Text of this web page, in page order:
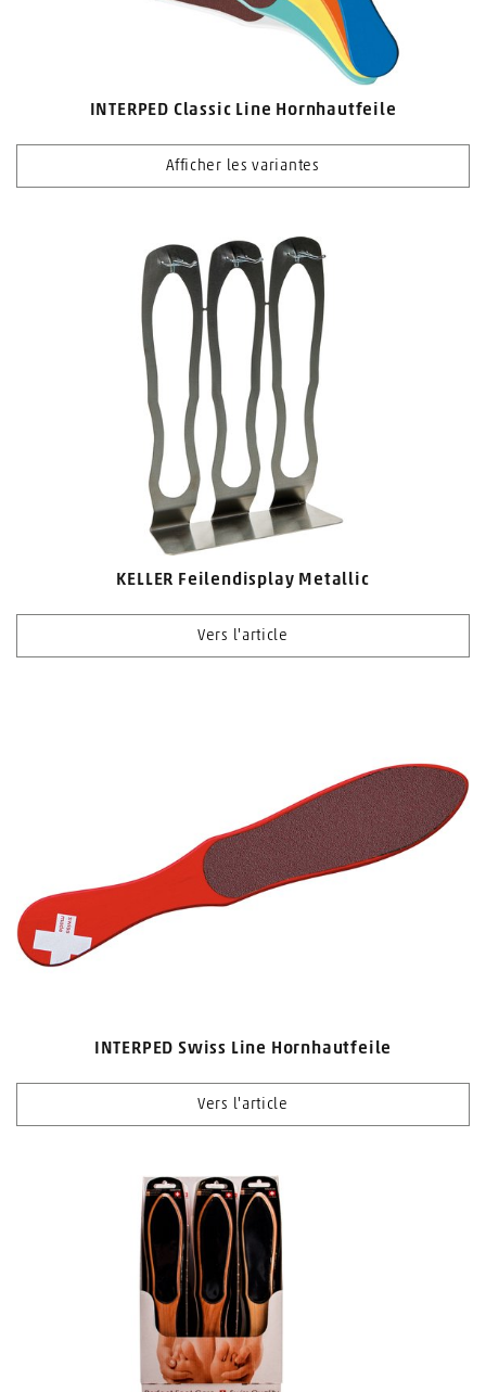
INTERPED Classic Line Hornhautfeile
Afficher les variantes
KELLER Feilendisplay Metallic
Vers l'article
INTERPED Swiss Line Hornhautfeile
Vers l'article